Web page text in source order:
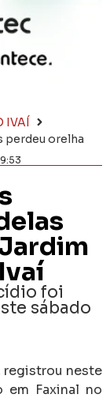
IVAÍ
perdeu orelha
foi
sábado
registrou neste
em Faxinal no